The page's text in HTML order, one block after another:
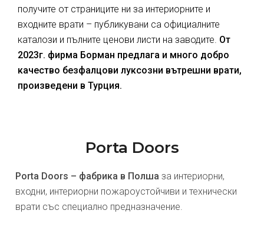
получите от страниците ни за интериорните и
входните врати – публикувани са официалните
каталози и пълните ценови листи на заводите. От
2023г. фирма Борман предлага и много добро
качество безфалцови луксозни вътрешни врати,
произведени в Турция.
Porta Doors
Porta Doors – фабрика в Полша за интериорни,
входни, интериорни пожароустойчиви и технически
врати със специално предназначение.